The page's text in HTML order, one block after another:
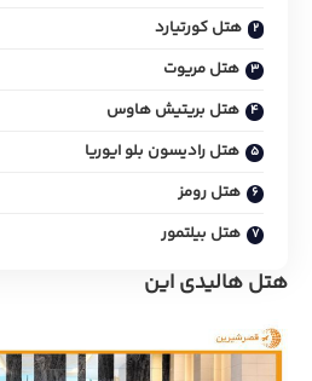
هتل کورتیارد
هتل مریوت
هتل بریتیش هاوس
هتل رادیسون بلو ایوریا
هتل رومز
هتل بیلتمور
هتل هالیدی این